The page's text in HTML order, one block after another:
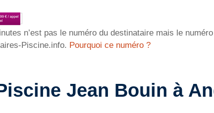
n’est pas le numéro du destinataire mais le
Piscine.info. Pourquoi ce numéro ?
Jean Bouin à